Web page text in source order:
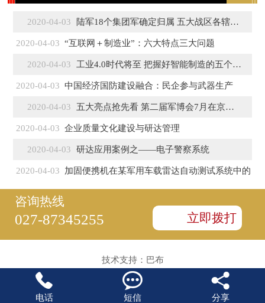
2020-04-03 陆军18个集团军确定归属 五大战区各辖3至5个
2020-04-03 “互联网＋制造业”：六大特点三大问题
2020-04-03 工业4.0时代将至 把握好智能制造的五个特征
2020-04-03 中国经济国防建设融合：民企参与武器生产
2020-04-03 五大亮点抢先看 第二届军博会7月在京盛大开幕
2020-04-03 企业质量文化建设与研达管理
2020-04-03 研达应用案例之——电子警察系统
2020-04-03 加固便携机在某军用车载雷达自动测试系统中的
咨询热线
027-87345255 立即拨打
技术支持： 巴布

电话

短信

分享